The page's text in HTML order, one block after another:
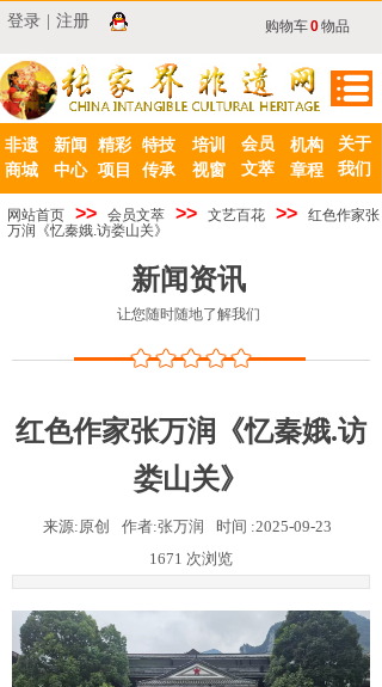
登录 注册 购物车0物品
非遗
商城
新闻
中心
精彩
项目
机构
章程
培训
视窗
会员
文萃
特技
传承
关于
我们
网站首页 >> 会员文萃 >> 文艺百花 >>
红色作家张
万润《忆秦娥.访娄山关》
新闻资讯
让您随时随地了解我们
红色作家张万润《忆秦娥.访
娄山关》
来源:原创 作者:张万润 时间 :2025-09-23
1671 次浏览